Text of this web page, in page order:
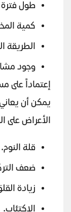
طول فترة
كمية
الطريقة
وجود
إعتماداً على
يمكن أن
الأعراض على
قلة النوم.
ضعف
زيادة
الإكتئاب.